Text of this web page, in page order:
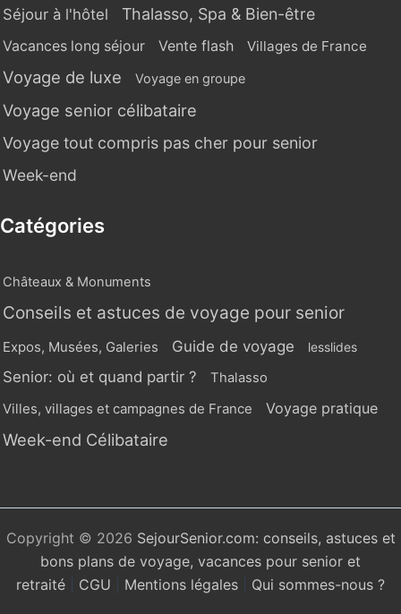
Séjour à l'hôtel Thalasso, Spa & Bien-être
Vacances long séjour Vente flash Villages de France
Voyage de luxe Voyage en groupe
Voyage senior célibataire
Voyage tout compris pas cher pour senior
Week-end
Catégories
Châteaux & Monuments
Conseils et astuces de voyage pour senior
Expos, Musées, Galeries Guide de voyage lesslides
Senior: où et quand partir ? Thalasso
Villes, villages et campagnes de France Voyage pratique
Week-end Célibataire
Copyright © 2026 SejourSenior.com: conseils, astuces et
bons plans de voyage, vacances pour senior et
retraité
CGU Mentions légales Qui sommes-nous ?